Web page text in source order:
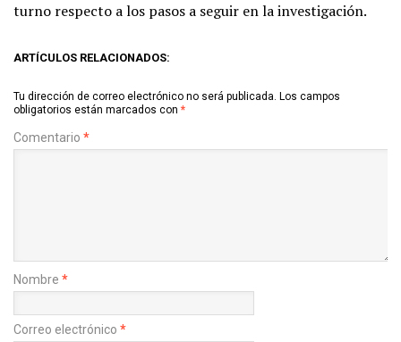
turno respecto a los pasos a seguir en la investigación.
ARTÍCULOS RELACIONADOS:
Tu dirección de correo electrónico no será publicada. Los campos
obligatorios están marcados con *
Comentario *
Nombre *
Correo electrónico *